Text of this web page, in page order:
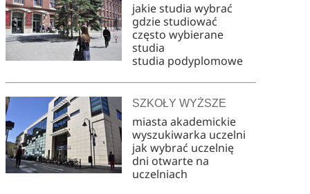
jakie studia wybrać
gdzie studiować
często wybierane
studia
studia podyplomowe
SZKOŁY WYŻSZE
miasta akademickie
wyszukiwarka uczelni
jak wybrać uczelnię
dni otwarte na
uczelniach